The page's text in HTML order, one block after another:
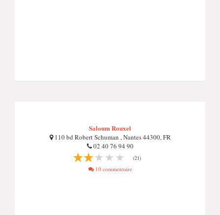
Saloum Rouxel
110 bd Robert Schuman , Nantes 44300, FR
02 40 76 94 90
(21)
10 commentaire